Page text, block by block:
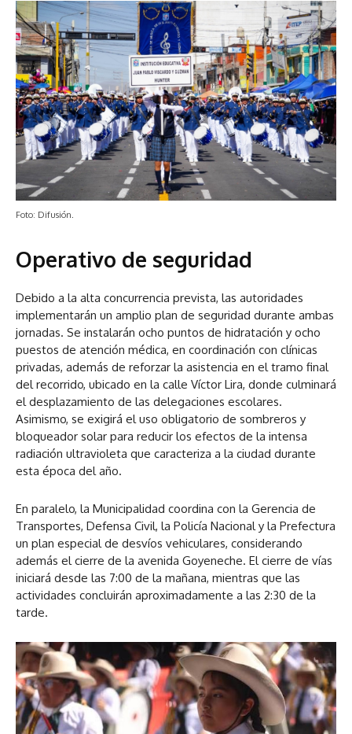
Foto: Difusión.
Operativo de seguridad
Debido a la alta concurrencia prevista, las autoridades
implementarán un amplio plan de seguridad durante ambas
jornadas. Se instalarán ocho puntos de hidratación y ocho
puestos de atención médica, en coordinación con clínicas
privadas, además de reforzar la asistencia en el tramo final
del recorrido, ubicado en la calle Víctor Lira, donde culminará
el desplazamiento de las delegaciones escolares.
Asimismo, se exigirá el uso obligatorio de sombreros y
bloqueador solar para reducir los efectos de la intensa
radiación ultravioleta que caracteriza a la ciudad durante
esta época del año.
En paralelo, la Municipalidad coordina con la Gerencia de
Transportes, Defensa Civil, la Policía Nacional y la Prefectura
un plan especial de desvíos vehiculares, considerando
además el cierre de la avenida Goyeneche. El cierre de vías
iniciará desde las 7:00 de la mañana, mientras que las
actividades concluirán aproximadamente a las 2:30 de la
tarde.